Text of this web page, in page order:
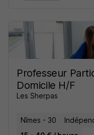
Professeur
Domicile H/F
Les Sherpas
Nîmes - 30